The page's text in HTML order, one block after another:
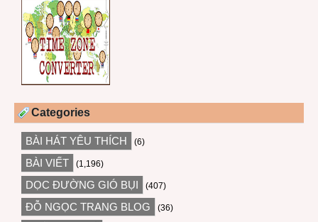
Categories
BÀI HÁT YÊU THÍCH (6)
BÀI VIẾT (1,196)
DỌC ĐƯỜNG GIÓ BỤI (407)
ĐỖ NGỌC TRANG BLOG (36)